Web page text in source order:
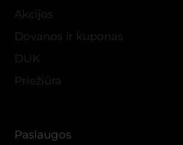
Akcijos
Dovanos ir kuponas
DUK
Priežiūra
Paslaugos